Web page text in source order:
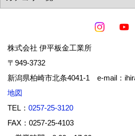
株式会社 伊平板金工業所
〒949-3732
新潟県柏崎市北条4041-1 e-mail：
地図
TEL： 0257-25-3120
FAX：0257-25-4103